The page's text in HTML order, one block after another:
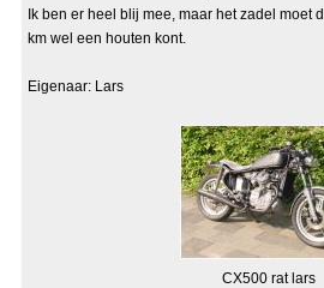
Ik ben er heel blij mee, maar het zadel moet
km wel een houten kont.
Eigenaar: Lars
CX500 rat lars